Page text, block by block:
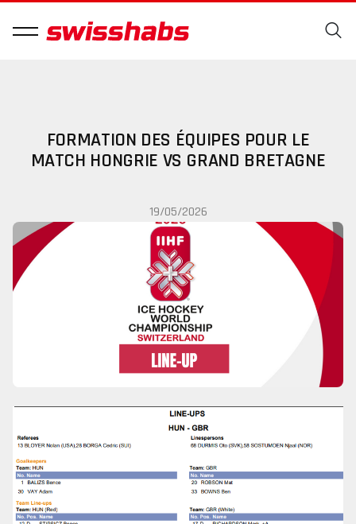
FORMATION DES ÉQUIPES POUR LE
MATCH HONGRIE VS GRAND BRETAGNE
19/05/2026